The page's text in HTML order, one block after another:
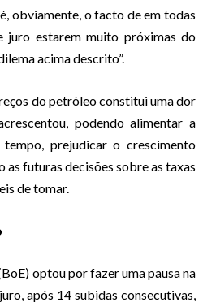
obviamente, o facto de em todas
juro estarem muito próximas do
acima descrito”.
do petróleo constitui uma dor
podendo alimentar a
prejudicar o crescimento
as futuras decisões sobre as taxas
de tomar.
optou por fazer uma pausa na
após 14 subidas consecutivas,